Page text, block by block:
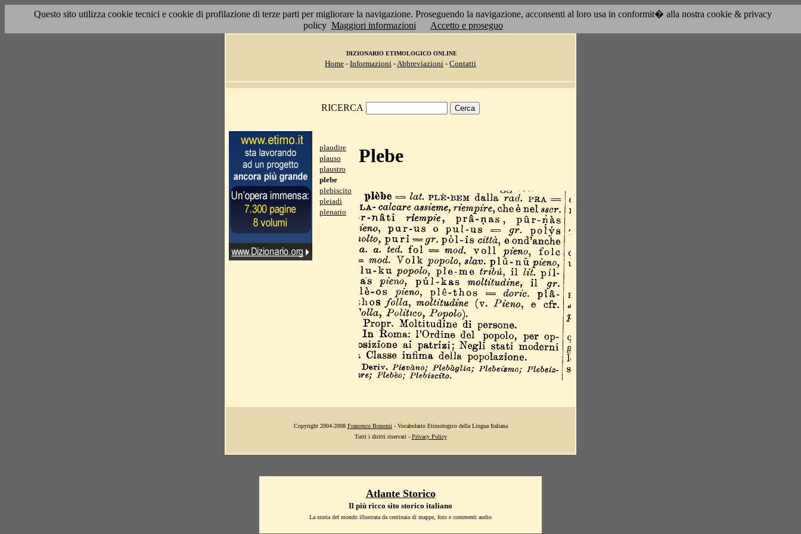
Questo sito utilizza cookie tecnici e cookie di profilazione di terze parti per migliorare la navigazione. Proseguendo la navigazione, acconsenti al loro usa in conformit� alla nostra cookie & privacy
policy Maggiori informazioni Accetto e proseguo
DIZIONARIO ETIMOLOGICO ONLINE
Home - Informazioni -Abbreviazioni - Contatti
RICERCA
plaudire
plauso
plaustro
plebe
plebiscito
pleiadi
plenario
Plebe
Copyright 2004-2008 Francesco Bonomi - Vocabolario Etimologico della Lingua Italiana
Tutti i diritti riservati - Privacy Policy
Atlante Storico
Il più ricco sito storico italiano
La storia del mondo illustrata da centinaia di mappe, foto e commenti audio